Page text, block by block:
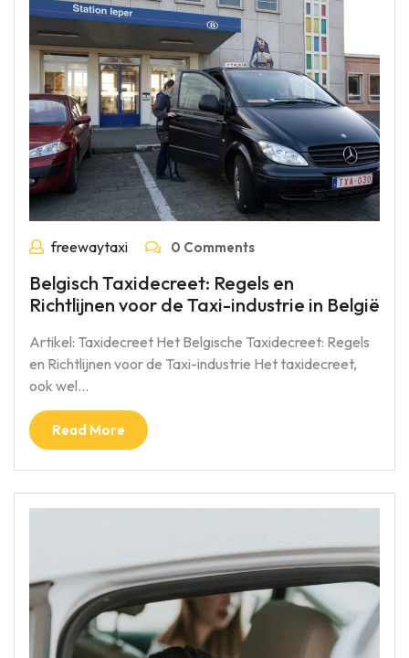
freewaytaxi 0 Comments
Belgisch Taxidecreet: Regels en
Richtlijnen voor de Taxi-industrie in België
Artikel: Taxidecreet Het Belgische Taxidecreet: Regels
en Richtlijnen voor de Taxi-industrie Het taxidecreet,
ook wel…
Read More